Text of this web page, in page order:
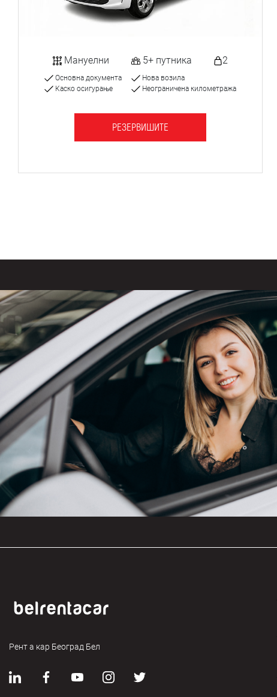
Мануелни 5+ путника 2
Основна документа
Каско осигурање
Нова возила
Неограничена километража
РЕЗЕРВИШИТЕ
Рент а кар Београд Бел